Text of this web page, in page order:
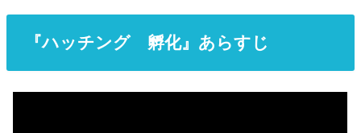
『ハッチング 孵化』あらすじ